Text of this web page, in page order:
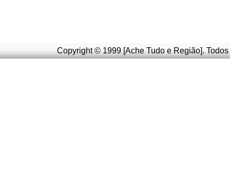
Copyright © 1999 [Ache Tudo e Região].